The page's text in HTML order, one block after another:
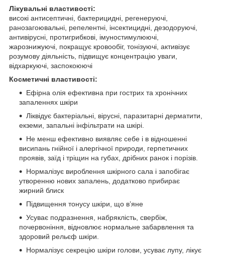
Лікувальні властивості:
високі антисептичні, бактерицидні, регенеруючі,
ранозагоювальні, репелентні, інсектицидні, дезодоруючі,
антивірусні, протигрибкові, імуностимулюючі,
жарознижуючі, покращує кровообіг, тонізуючі, активізує
розумову діяльність, підвищує концентрацію уваги,
відхаркуючі, заспокоюючі
Косметичні властивості:
Ефірна олія ефективна при гострих та хронічних
запаленнях шкіри
Ліквідує бактеріальні, вірусні, паразитарні дерматити,
екземи, запальні інфільтрати на шкірі.
Не менш ефективно виявляє себе і в відношенні
висипань гнійної і алергічної природи, герпетичних
проявів, заїд і тріщин на губах, дрібних ранок і порізів.
Нормалізує вироблення шкірного сала і запобігає
утворенню нових запалень, додатково прибирає
жирний блиск
Підвищення тонусу шкіри, що в’яне
Усуває подразнення, набряклість, свербіж,
почервоніння, відновлює нормальне забарвлення та
здоровий рельєф шкіри.
Нормалізує секрецію шкіри голови, усуває лупу, лікує